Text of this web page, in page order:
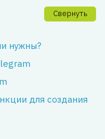
Свернуть
нужны?
для создания